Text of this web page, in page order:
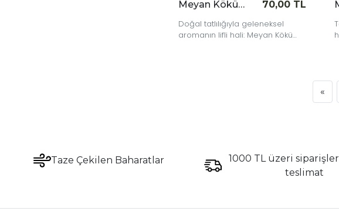
Meyan Kökü Saçak 45 gr
70,00 TL
Doğal tatlılığıyla geleneksel
aromanın lifli hali: Meyan Kökü
«
Taze Çekilen Baharatlar
1000 TL üzeri
teslimat